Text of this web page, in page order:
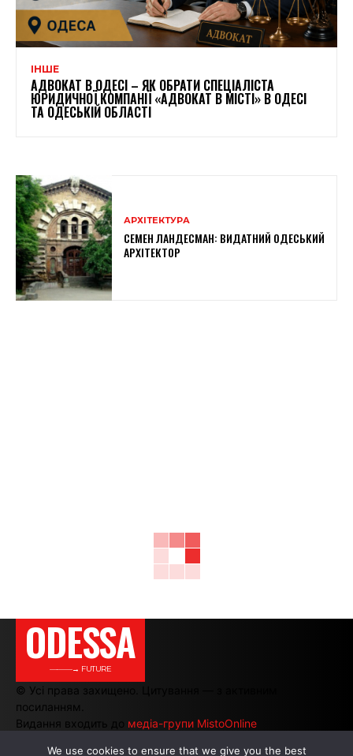
ІНШЕ
АДВОКАТ В ОДЕСІ – ЯК ОБРАТИ СПЕЦІАЛІСТА
ЮРИДИЧНОЇ КОМПАНІЇ «АДВОКАТ В МІСТІ» В ОДЕСІ
ТА ОДЕСЬКІЙ ОБЛАСТІ
АРХІТЕКТУРА
СЕМЕН ЛАНДЕСМАН: ВИДАТНИЙ ОДЕСЬКИЙ
АРХІТЕКТОР
ODESSA
———→ FUTURE
© Усі права захищено. Цитування — з активним
посиланням.
Видання входить до медіа-групи MistoOnline
We use cookies to ensure that we give you the best